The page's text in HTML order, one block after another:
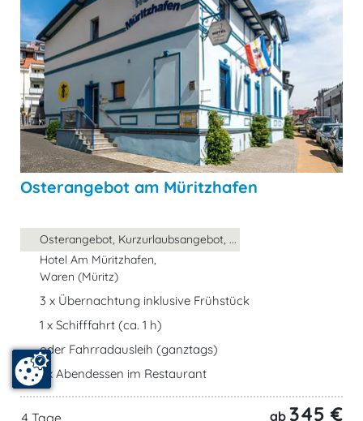
Osterangebot am Müritzhafen
Osterangebot, Kurzurlaubsangebot, ...
Hotel Am Müritzhafen,
Waren (Müritz)
3 x Übernachtung inklusive Frühstück
1 x Schifffahrt (ca. 1 h)
oder Fahrradausleih (ganztags)
1 x Abendessen im Restaurant
ab 345 €